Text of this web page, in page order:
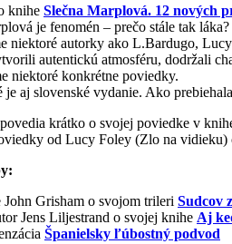
knihe Slečna Marplová. 12 nových
je fenomén – prečo stále tak láka?
niektoré autorky ako L.Bardugo,
autentickú atmosféru, dodržali
niektoré konkrétne poviedky.
aj slovenské vydanie. Ako
krátko o svojej poviedke v
od Lucy Foley (Zlo na vidieku)
Grisham o svojom trileri Sudcov
Jens Liljestrand o svojej knihe Aj
Španielsky ľúbostný podvod